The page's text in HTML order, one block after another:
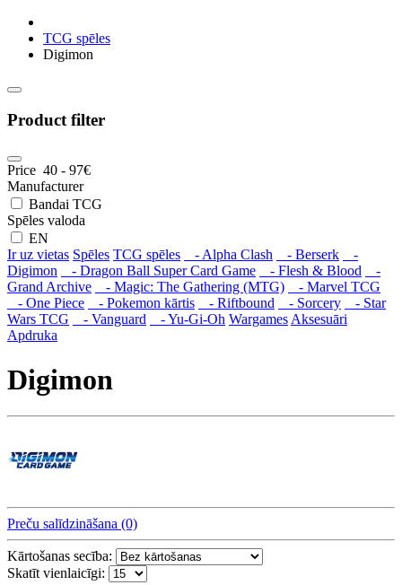
TCG spēles
Digimon
Product filter
Price 40 - 97€
Manufacturer
Bandai TCG
Spēles valoda
EN
Ir uz vietas Spēles TCG spēles - Alpha Clash - Berserk
-
Digimon
- Dragon Ball Super Card Game - Flesh & Blood
-
Grand Archive
- Magic: The Gathering (MTG)
- Marvel TCG
- One Piece
- Pokemon kārtis - Riftbound - Sorcery
- Star
Wars TCG
- Vanguard - Yu-Gi-Oh WargamesAksesuāri
Apdruka
Digimon
Preču salīdzināšana (0)
Kārtošanas secība:
Skatīt vienlaicīgi: